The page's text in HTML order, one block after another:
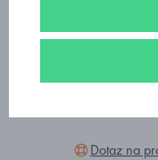
Dotaz na